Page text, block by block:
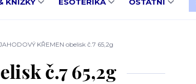
KŘEMEN obelisk č.7 65,2g
č.7 65,2g